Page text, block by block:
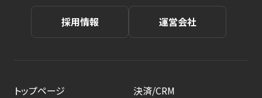
採用情報 運営会社
トップページ
決済/CRM